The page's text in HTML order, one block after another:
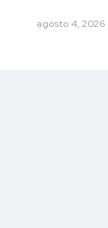
agosto 4, 2026